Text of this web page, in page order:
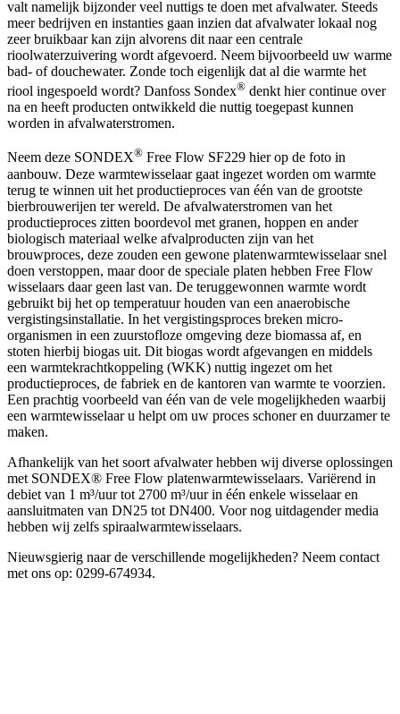
valt namelijk bijzonder veel nuttigs te doen met afvalwater. Steeds
meer bedrijven en instanties gaan inzien dat afvalwater lokaal nog
zeer bruikbaar kan zijn alvorens dit naar een centrale
rioolwaterzuivering wordt afgevoerd. Neem bijvoorbeeld uw warme
bad- of douchewater. Zonde toch eigenlijk dat al die warmte het
riool ingespoeld wordt? Danfoss Sondex® denkt hier continue over
na en heeft producten ontwikkeld die nuttig toegepast kunnen
worden in afvalwaterstromen.
Neem deze SONDEX® Free Flow SF229 hier op de foto in
aanbouw. Deze warmtewisselaar gaat ingezet worden om warmte
terug te winnen uit het productieproces van één van de grootste
bierbrouwerijen ter wereld. De afvalwaterstromen van het
productieproces zitten boordevol met granen, hoppen en ander
biologisch materiaal welke afvalproducten zijn van het
brouwproces, deze zouden een gewone platenwarmtewisselaar snel
doen verstoppen, maar door de speciale platen hebben Free Flow
wisselaars daar geen last van. De teruggewonnen warmte wordt
gebruikt bij het op temperatuur houden van een anaerobische
vergistingsinstallatie. In het vergistingsproces breken micro-
organismen in een zuurstofloze omgeving deze biomassa af, en
stoten hierbij biogas uit. Dit biogas wordt afgevangen en middels
een warmtekrachtkoppeling (WKK) nuttig ingezet om het
productieproces, de fabriek en de kantoren van warmte te voorzien.
Een prachtig voorbeeld van één van de vele mogelijkheden waarbij
een warmtewisselaar u helpt om uw proces schoner en duurzamer te
maken.
Afhankelijk van het soort afvalwater hebben wij diverse oplossingen
met SONDEX® Free Flow platenwarmtewisselaars. Variërend in
debiet van 1 m³/uur tot 2700 m³/uur in één enkele wisselaar en
aansluitmaten van DN25 tot DN400. Voor nog uitdagender media
hebben wij zelfs spiraalwarmtewisselaars.
Nieuwsgierig naar de verschillende mogelijkheden? Neem contact
met ons op: 0299-674934.